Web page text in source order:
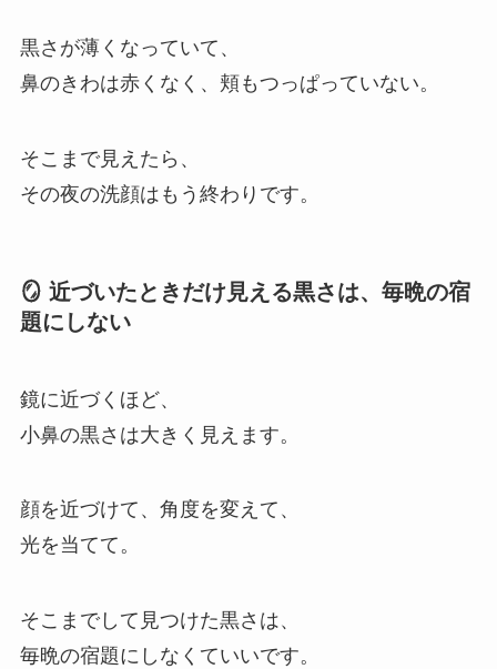
黒さが薄くなっていて、
鼻のきわは赤くなく、頬もつっぱっていない。
そこまで見えたら、
その夜の洗顔はもう終わりです。
🪞 近づいたときだけ見える黒さは、毎晩の宿
題にしない
鏡に近づくほど、
小鼻の黒さは大きく見えます。
顔を近づけて、角度を変えて、
光を当てて。
そこまでして見つけた黒さは、
毎晩の宿題にしなくていいです。